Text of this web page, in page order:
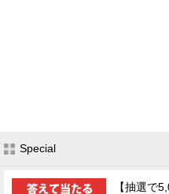
Special
【抽選で